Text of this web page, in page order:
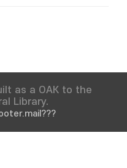
as a OAK to the
Library.